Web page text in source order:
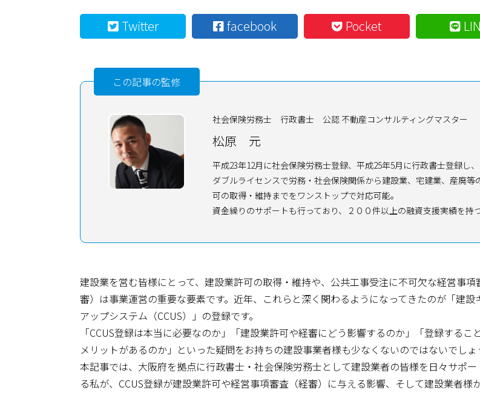
Twitter facebook Pocket
この記事の監修
社会保険労務士 行政書士 公認 不動産コンサルティングマスター
松原 元
平成23年12月に社会保険労務士登録、平成25年5月に行政書士登録し、
ダブルライセンスで労務・社会保険関係から建設業、宅建業、産廃等
可の取得・維持までをワンストップで対応可能。
資金繰りのサポートも行っており、２００件以上の融資支援実績を持つ
建設業を営む皆様にとって、建設業許可の取得・維持や、公共工事受注に不可欠な経営事項
審）は事業運営の重要な要素です。近年、これらと深く関わるようになってきたのが「建設
アップシステム（CCUS）」の登録です。
「CCUS登録は本当に必要なのか」「建設業許可や経審にどう影響するのか」「登録するこ
メリットがあるのか」といった疑問をお持ちの建設事業者様も少なくないのではないでしょ
本記事では、大阪府を拠点に行政書士・社会保険労務士として建設業者の皆様を日々サポー
る私が、CCUS登録が建設業許可や経営事項審査（経審）に与える影響、そして建設業者様